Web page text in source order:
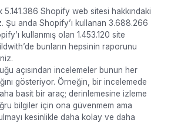
5.141.386 Shopify web sitesi hakkındaki
Şu anda Shopify’ı kullanan 3.688.266
kullanmış olan 1.453.120 site
bunların hepsinin raporunu
açısından incelemeler bunun her
gösteriyor. Örneğin, bir incelemede
basit bir araç; derinlemesine izleme
bilgiler için ona güvenmem ama
kesinlikle daha kolay ve daha